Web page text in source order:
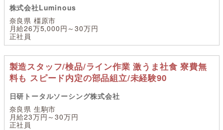
株式会社Luminous
奈良県 橿原市
月給26万5,000円～30万円
正社員
製造スタッフ/検品/ライン作業 激うま社食 寮費無
料も スピード内定の部品組立/未経験90
日研トータルソーシング株式会社
奈良県 生駒市
月給23万円～30万円
正社員